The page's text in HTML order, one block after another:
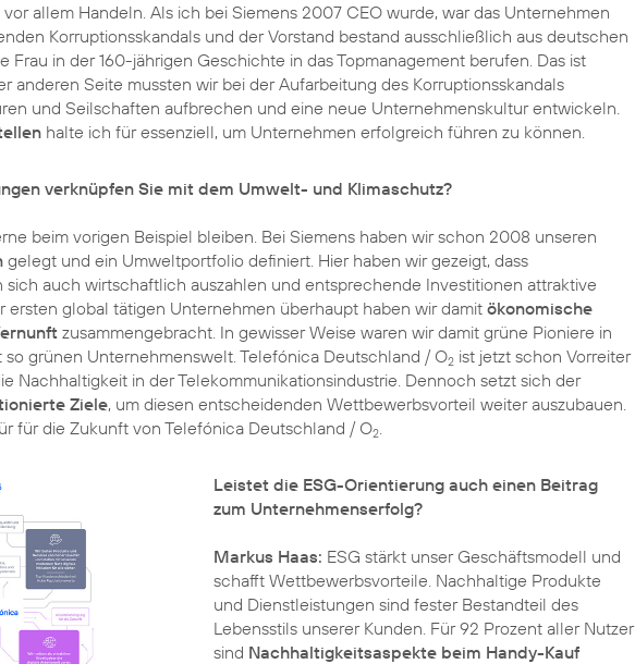
allem Handeln. Als ich bei Siemens 2007 CEO wurde, war das Unternehmen
Korruptionsskandals und der Vorstand bestand ausschließlich aus deutschen
Frau in der 160-jährigen Geschichte in das Topmanagement berufen. Das ist
anderen Seite mussten wir bei der Aufarbeitung des Korruptionsskandals
und Seilschaften aufbrechen und eine neue Unternehmenskultur entwickeln.
halte ich für essenziell, um Unternehmen erfolgreich führen zu können.
verknüpfen Sie mit dem Umwelt- und Klimaschutz?
beim vorigen Beispiel bleiben. Bei Siemens haben wir schon 2008 unseren
gelegt und ein Umweltportfolio definiert. Hier haben wir gezeigt, dass
auch wirtschaftlich auszahlen und entsprechende Investitionen attraktive
ersten global tätigen Unternehmen überhaupt haben wir damit ökonomische
zusammengebracht. In gewisser Weise waren wir damit grüne Pioniere in
grünen Unternehmenswelt. Telefónica Deutschland / O2 ist jetzt schon Vorreiter
Nachhaltigkeit in der Telekommunikationsindustrie. Dennoch setzt sich der
Ziele, um diesen entscheidenden Wettbewerbsvorteil weiter auszubauen.
für die Zukunft von Telefónica Deutschland / O2.
Leistet die ESG-Orientierung auch einen Beitrag
zum Unternehmenserfolg?
Markus Haas: ESG stärkt unser Geschäftsmodell und
schafft Wettbewerbsvorteile. Nachhaltige Produkte
und Dienstleistungen sind fester Bestandteil des
Lebensstils unserer Kunden. Für 92 Prozent aller Nutzer
sind Nachhaltigkeitsaspekte beim Handy-Kauf